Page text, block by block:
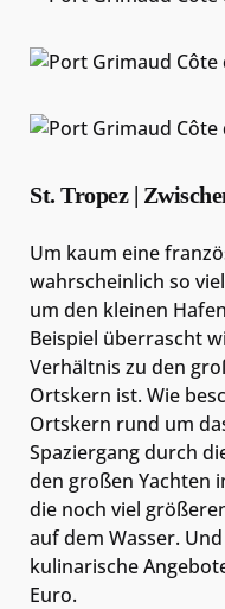
St. Tropez |
Um kaum eine
wahrscheinlich so
um den kleinen
Beispiel überrascht
Verhältnis zu den
Ortskern ist. Wie
Ortskern rund um
Spaziergang durch
den großen Yachten
die noch viel
auf dem Wasser.
kulinarische
Euro.